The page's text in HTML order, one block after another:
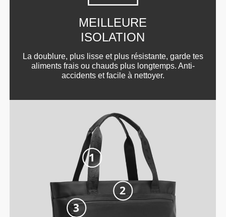
MEILLEURE
ISOLATION
La doublure, plus lisse et plus résistante, garde tes
aliments frais ou chauds plus longtemps. Anti-
accidents et facile à nettoyer.